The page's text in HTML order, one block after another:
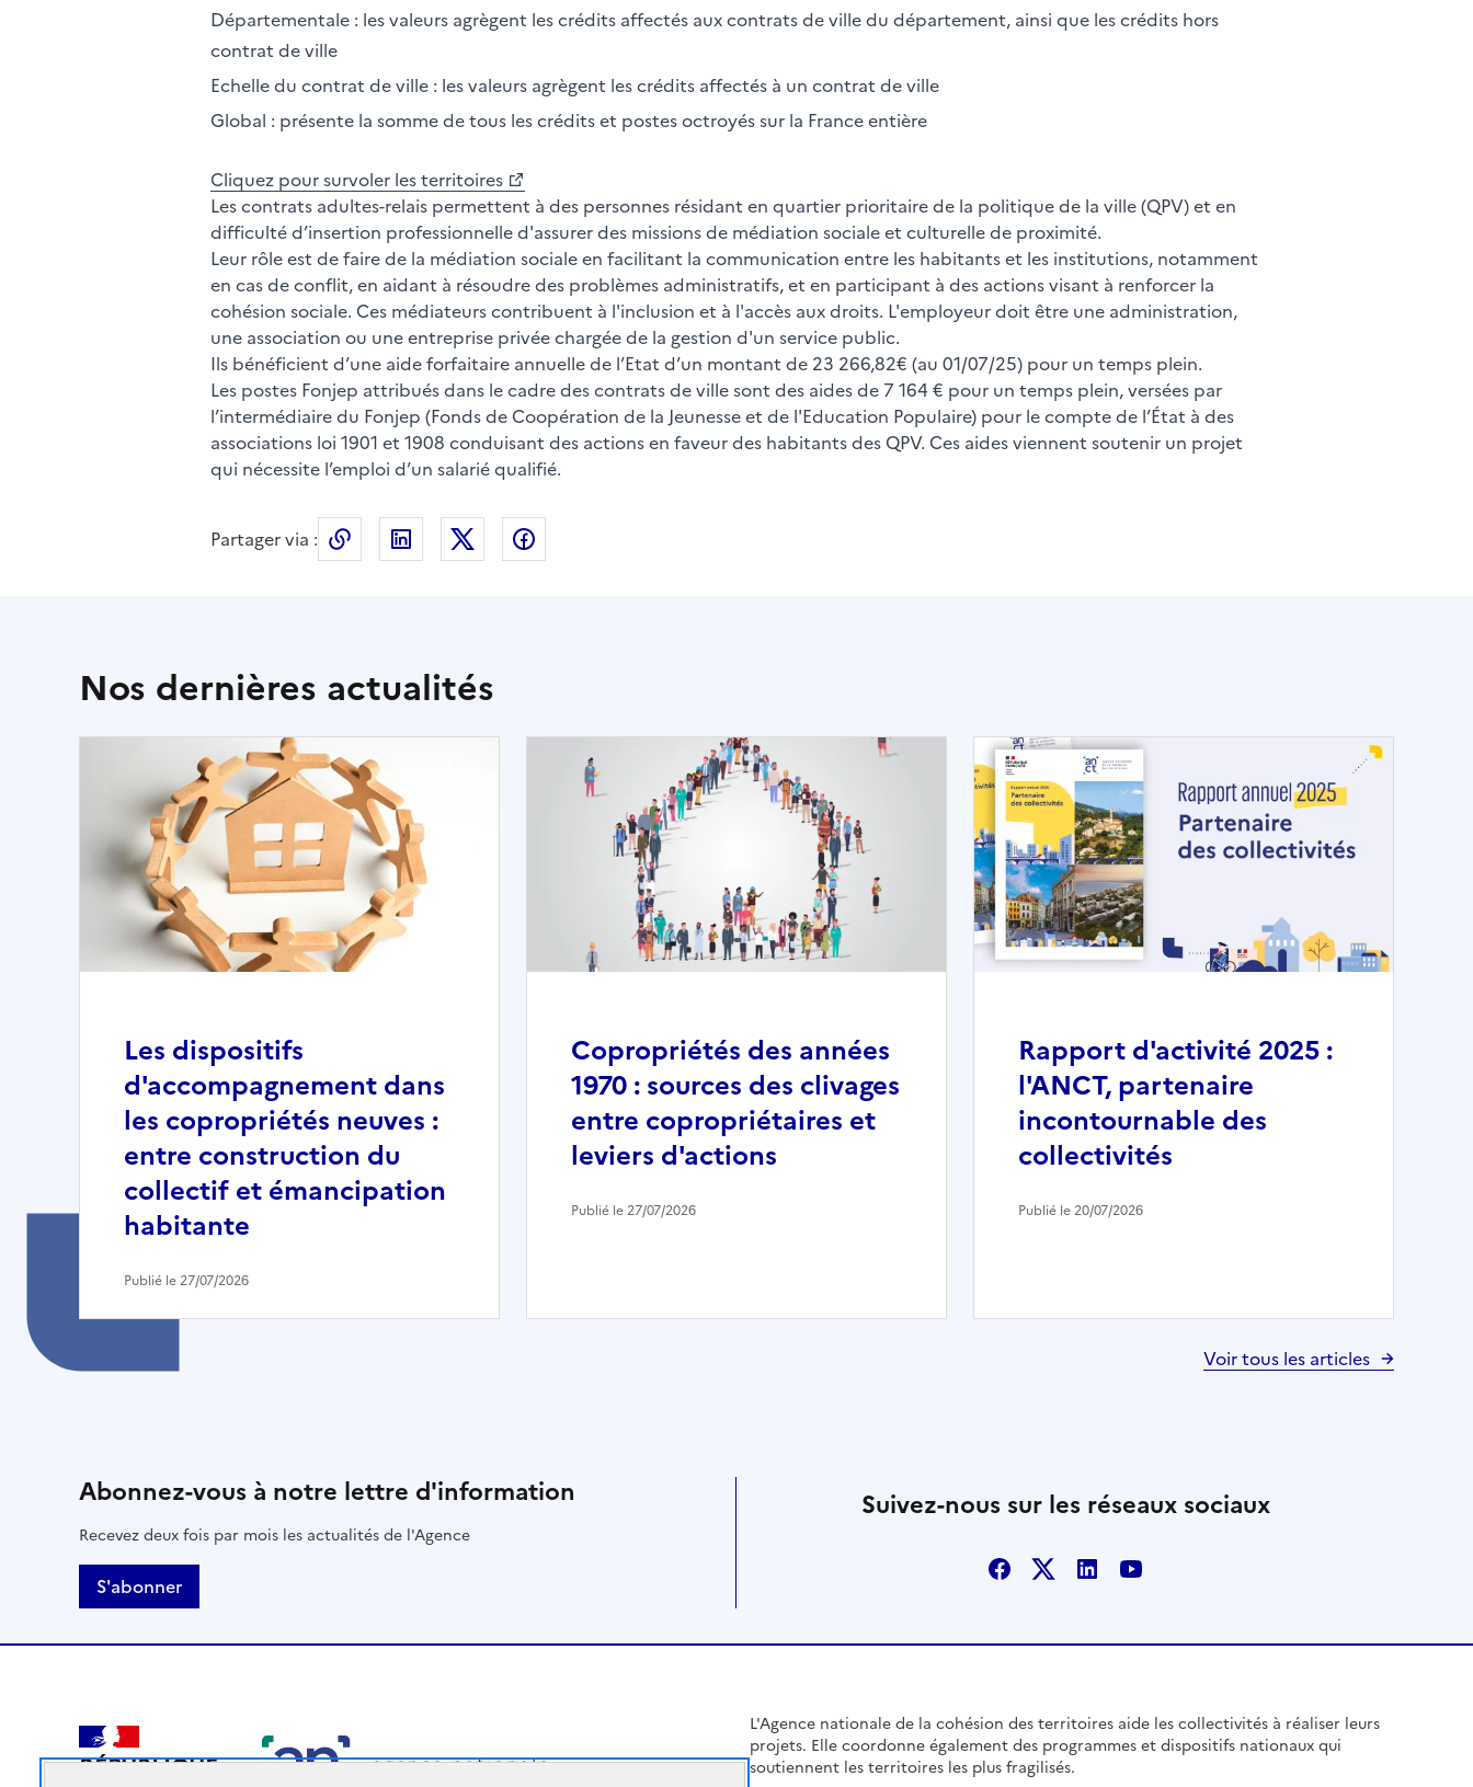
Départementale : les valeurs agrègent les crédits affectés aux contrats de ville du département, ainsi que les crédits hors
contrat de ville
Echelle du contrat de ville : les valeurs agrègent les crédits affectés à un contrat de ville
Global : présente la somme de tous les crédits et postes octroyés sur la France entière
Cliquez pour survoler les territoires
Les contrats adultes-relais permettent à des personnes résidant en quartier prioritaire de la politique de la ville (QPV) et en
difficulté d’insertion professionnelle d'assurer des missions de médiation sociale et culturelle de proximité.
Leur rôle est de faire de la médiation sociale en facilitant la communication entre les habitants et les institutions, notamment
en cas de conflit, en aidant à résoudre des problèmes administratifs, et en participant à des actions visant à renforcer la
cohésion sociale. Ces médiateurs contribuent à l'inclusion et à l'accès aux droits. L'employeur doit être une administration,
une association ou une entreprise privée chargée de la gestion d'un service public.
Ils bénéficient d’une aide forfaitaire annuelle de l’Etat d’un montant de 23 266,82€ (au 01/07/25) pour un temps plein.
Les postes Fonjep attribués dans le cadre des contrats de ville sont des aides de 7 164 € pour un temps plein, versées par
l’intermédiaire du Fonjep (Fonds de Coopération de la Jeunesse et de l'Education Populaire) pour le compte de l’État à des
associations loi 1901 et 1908 conduisant des actions en faveur des habitants des QPV. Ces aides viennent soutenir un projet
qui nécessite l’emploi d’un salarié qualifié.
Partager via : Copier le lien de la page dans le presse-papier
LinkedIn
Nos dernières actualités
Les dispositifs
d'accompagnement dans
les copropriétés neuves :
entre construction du
collectif et émancipation
habitante
Publié le 27/07/2026
Copropriétés des années
1970 : sources des clivages
entre copropriétaires et
leviers d'actions
Publié le 27/07/2026
Rapport d'activité 2025 :
l'ANCT, partenaire
incontournable des
collectivités
Publié le 20/07/2026
Voir tous les articles
Abonnez-vous à notre lettre d'information
Recevez deux fois par mois les actualités de l'Agence
S'abonner
Suivez-nous sur les réseaux sociaux
Facebook
X LinkedinYoutube
RÉPUBLIQUE
L'Agence nationale de la cohésion des territoires aide les collectivités à réaliser leurs
projets. Elle coordonne également des programmes et dispositifs nationaux qui
soutiennent les territoires les plus fragilisés.